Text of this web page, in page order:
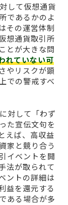
して仮想通貨
であるかのよ
その運営体制
想通貨取引所
とが大きな問
れていない可
やリスクが顕
での警戒すべ
対して「わず
た宣伝文句を
えば、高収益
家と競り合う
イベントを開
法が取られて
ントの詳細は
益を還元する
ある場合が多